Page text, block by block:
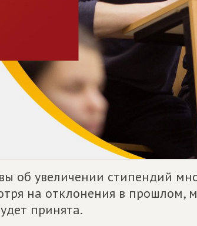
об увеличении стипендий
на отклонения в прошлом,
принята.